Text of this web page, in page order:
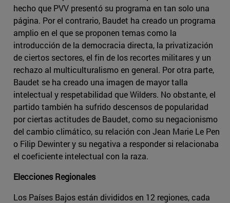
hecho que PVV presentó su programa en tan solo una
página. Por el contrario, Baudet ha creado un programa
amplio en el que se proponen temas como la
introducción de la democracia directa, la privatización
de ciertos sectores, el fin de los recortes militares y un
rechazo al multiculturalismo en general. Por otra parte,
Baudet se ha creado una imagen de mayor talla
intelectual y respetabilidad que Wilders. No obstante, el
partido también ha sufrido descensos de popularidad
por ciertas actitudes de Baudet, como su negacionismo
del cambio climático, su relación con Jean Marie Le Pen
o Filip Dewinter y su negativa a responder si relacionaba
el coeficiente intelectual con la raza.
Elecciones Regionales
Los Países Bajos están divididos en 12 regiones, cada